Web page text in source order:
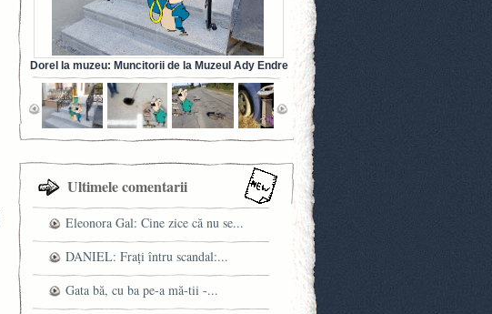
Dorel la muzeu: Muncitorii de la Muzeul Ady Endre
din Oradea au betonat… balustradele! (FOTO)
Ultimele comentarii
Eleonora Gal: Cine zice că nu se...
DANIEL: Fraţi întru scandal:...
Gata bă, cu ba pe-a mă-tii -...